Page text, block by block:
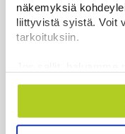
näkemyksiä
liittyvistä syistä. Voit
tarkoituksiin.
Kerätä tietoja
mahdollisesti
ominaispiirteitä
Uutiset